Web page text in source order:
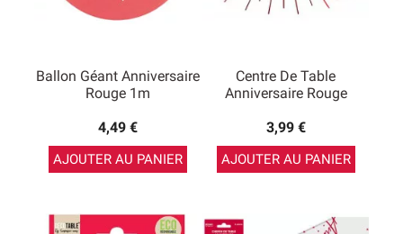
Ballon Géant Anniversaire
Rouge 1m
4,49 €
AJOUTER AU PANIER
Centre De Table
Anniversaire Rouge
3,99 €
AJOUTER AU PANIER